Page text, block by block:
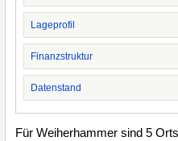
Lageprofil
Finanzstruktur
Datenstand
Für Weiherhammer sind 5